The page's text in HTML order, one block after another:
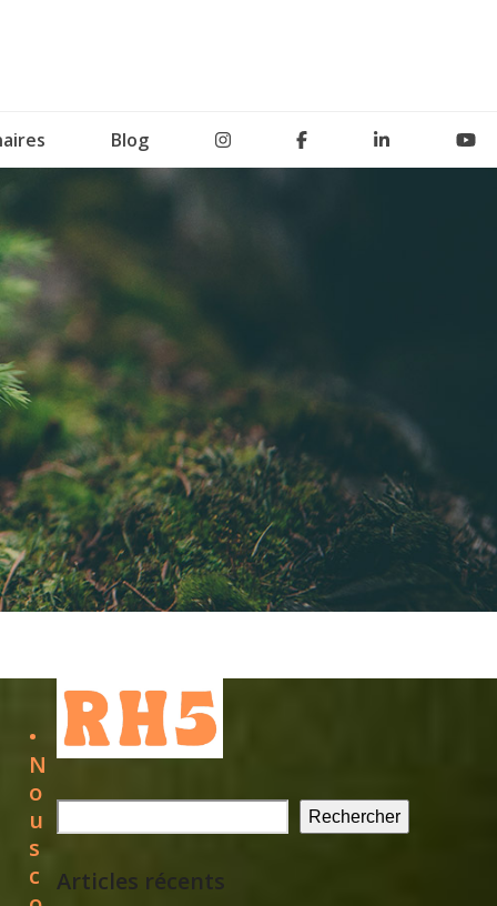
Blog
Rechercher
Articles récents
•
N
o
u
s
c